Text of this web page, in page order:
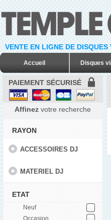
VENTE EN LIGNE DE
Accueil Disques
PAIEMENT SÉCURISÉ
Affinez votre recherche
RAYON
ACCESSOIRES DJ
MATERIEL DJ
ETAT
Neuf
Occasion